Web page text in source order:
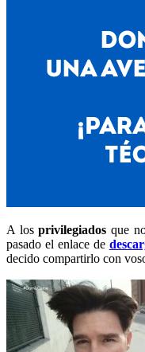
A losprivilegiados que
pasado el enlace de
decido compartirlo con